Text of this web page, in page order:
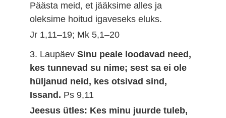
Päästa meid, et jääksime alles ja
oleksime hoitud igaveseks eluks.
Jr 1,11–19; Mk 5,1–20
3. LaupäevSinu peale loodavad need,
kes tunnevad su nime; sest sa ei ole
hüljanud neid, kes otsivad sind,
Issand. Ps 9,11
Jeesus ütles: Kes minu juurde tuleb,